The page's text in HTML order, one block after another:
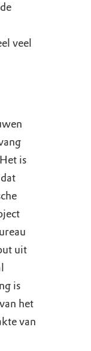
veel
is
uit
is
het
van